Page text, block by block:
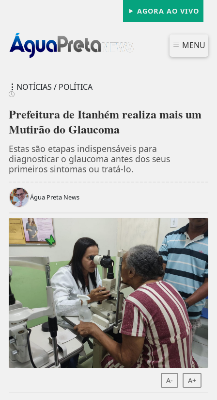
AGORA AO VIVO
MENU
NOTÍCIAS / POLÍTICA
Prefeitura de Itanhém realiza mais um
Mutirão do Glaucoma
Estas são etapas indispensáveis para
diagnosticar o glaucoma antes dos seus
primeiros sintomas ou tratá-lo.
Água Preta News
A- A+